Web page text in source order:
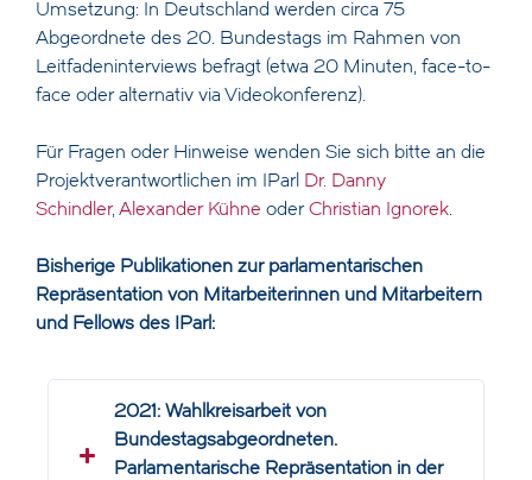
Umsetzung: In Deutschland werden circa 75
Abgeordnete des 20. Bundestags im Rahmen von
Leitfadeninterviews befragt (etwa 20 Minuten, face-to-
face oder alternativ via Videokonferenz).
Für Fragen oder Hinweise wenden Sie sich bitte an die
Projektverantwortlichen im IParl Dr. Danny
Schindler,Alexander Kühne oderChristian Ignorek.
Bisherige Publikationen zur parlamentarischen
Repräsentation von Mitarbeiterinnen und Mitarbeitern
und Fellows des IParl:
2021: Wahlkreisarbeit von
Bundestagsabgeordneten.
Parlamentarische Repräsentation in der